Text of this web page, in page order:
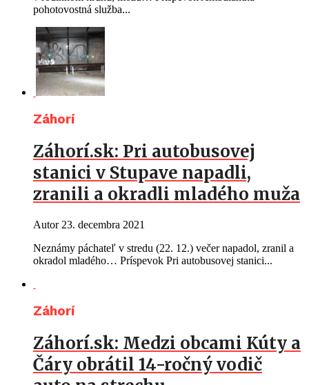
pohotovostná služba...
Záhorí
Záhorí.sk: Pri autobusovej
stanici v Stupave napadli,
zranili a okradli mladého muža
Autor 23. decembra 2021
Neznámy páchateľ v stredu (22. 12.) večer napadol, zranil a
okradol mladého… Príspevok Pri autobusovej stanici...
Záhorí
Záhorí.sk: Medzi obcami Kúty a
Čáry obrátil 14-ročný vodič